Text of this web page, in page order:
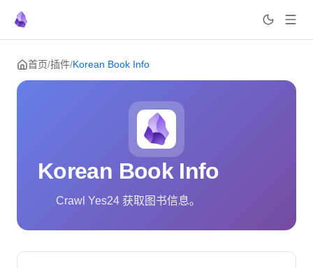
Skip to content
首页/插件/Korean Book Info
Korean Book Info
Crawl Yes24 获取图书信息。